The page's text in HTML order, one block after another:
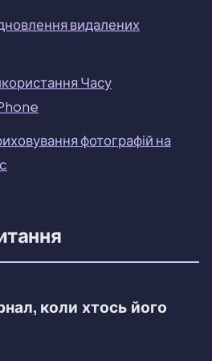
видалених
Часу
фотографій на
коли хтось його